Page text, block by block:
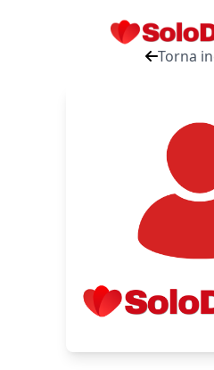
Torna